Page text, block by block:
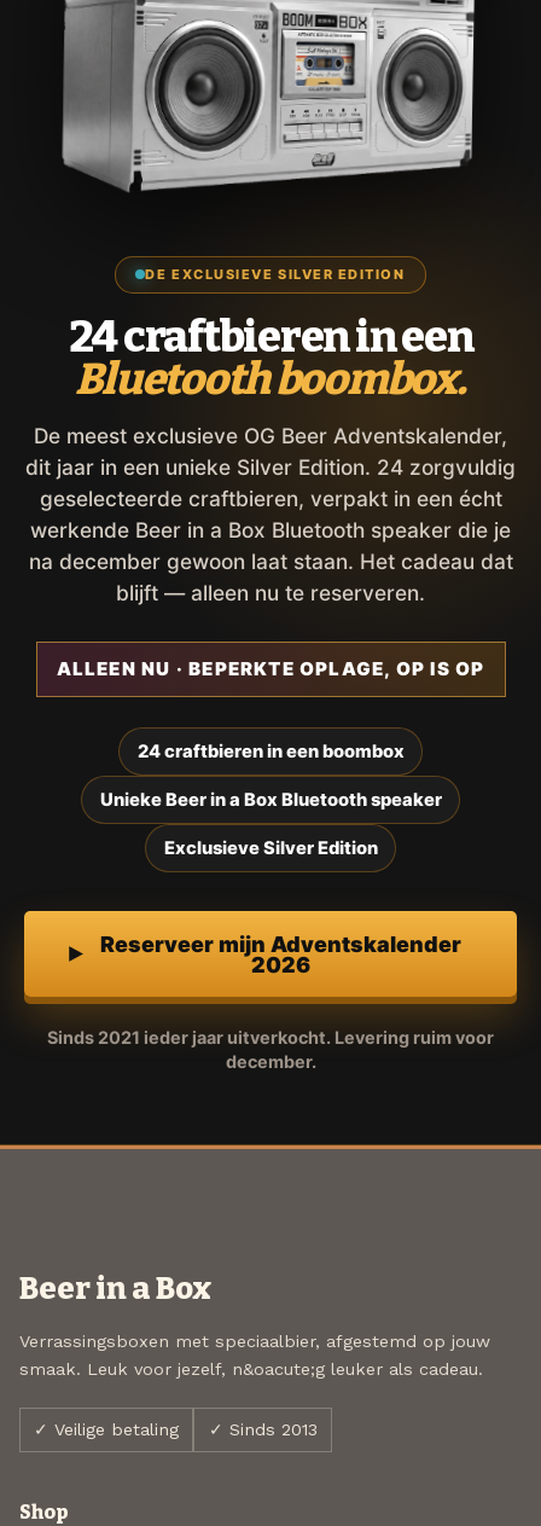
DE EXCLUSIEVE SILVER EDITION
24 craftbieren in een
Bluetooth boombox.
De meest exclusieve OG Beer Adventskalender,
dit jaar in een unieke Silver Edition. 24 zorgvuldig
geselecteerde craftbieren, verpakt in een écht
werkende Beer in a Box Bluetooth speaker die je
na december gewoon laat staan. Het cadeau dat
blijft — alleen nu te reserveren.
ALLEEN NU · BEPERKTE OPLAGE, OP IS OP
24 craftbieren in een boombox
Unieke Beer in a Box Bluetooth speaker
Exclusieve Silver Edition
Reserveer mijn Adventskalender
2026
Sinds 2021 ieder jaar uitverkocht. Levering ruim voor
december.
Beer in a Box
Verrassingsboxen met speciaalbier, afgestemd op jouw
smaak. Leuk voor jezelf, n&oacute;g leuker als cadeau.
✓ Veilige betaling ✓ Sinds 2013
Shop